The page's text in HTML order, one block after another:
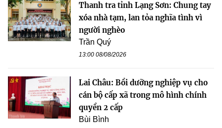
Thanh tra tỉnh Lạng Sơn: Chung tay
xóa nhà tạm, lan tỏa nghĩa tình vì
người nghèo
Trần Quý
13:00 08/08/2026
Lai Châu: Bồi dưỡng nghiệp vụ cho
cán bộ cấp xã trong mô hình chính
quyền 2 cấp
Bùi Bình